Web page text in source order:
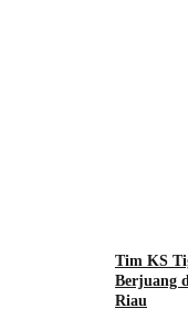
Tim KS
Berjuang
Riau